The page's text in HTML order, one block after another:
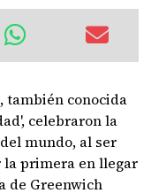
conocida
celebraron la
mundo, al ser
la primera en llegar
de Greenwich